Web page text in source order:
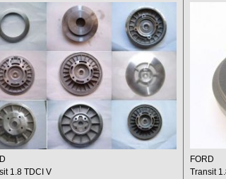
1.8 TDCI 1A02746A , 802419-
66KW
1.8 TDCI V
FORD
Transit